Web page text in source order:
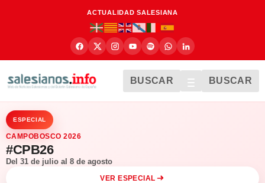
ACTUALIDAD SALESIANA
BUSCAR BUSCAR
ESPECIAL
CAMPOBOSCO 2026
#CPB26
Del 31 de julio al 8 de agosto
VER ESPECIAL